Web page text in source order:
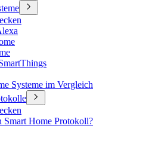
Systeme im Vergleich
Smart Home Protokoll?